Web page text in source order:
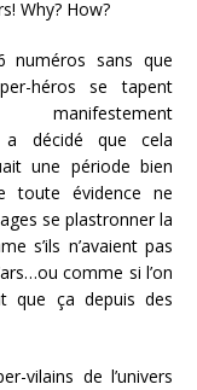
Why? How?
numéros sans que
héros se tapent
manifestement
a décidé que cela
une période bien
toute évidence ne
se plastronner la
s’ils n’avaient pas
comme si l’on
que ça depuis des
vilains de l’univers